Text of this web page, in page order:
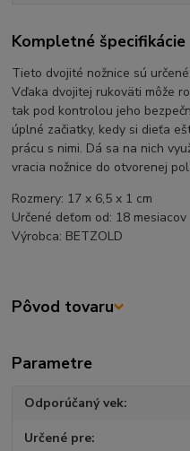
Kompletné špecifikácie
Tieto dvojité nožnice sú
Vďaka dvojitej rukoväti môže
tak pod kontrolou jeho
úplné začiatky, kedy si dieťa
prácu s nimi. Dá sa na nich
vracia nožnice do otvorenej
Rozmery: 17 x 6,5 x 1 cm
Určené deťom od: 18 mesiacov
Výrobca: BETZOLD
Pôvod tovaru
Parametre
Odporúčaný vek
Určené pre